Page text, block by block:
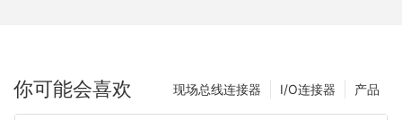
你可能会喜欢 产品
I/O连接器
现场总线连接器